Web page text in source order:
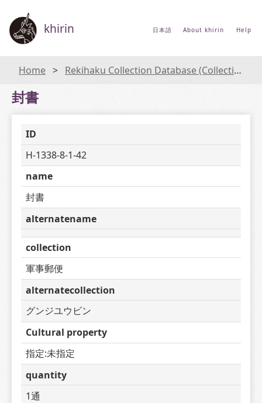
khirin 日本語 About khirin Help
Home Rekihaku Collection Database (Collections Database of the National Museum of Japanese History)
封書
ID
H-1338-8-1-42
name
封書
alternatename
collection
軍事郵便
alternatecollection
グンジユウビン
Cultural property
指定:未指定
quantity
1通